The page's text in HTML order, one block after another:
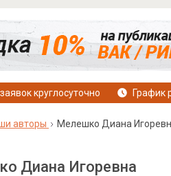
круглосуточно График
авторы Мелешко Диана
Диана Игоревна